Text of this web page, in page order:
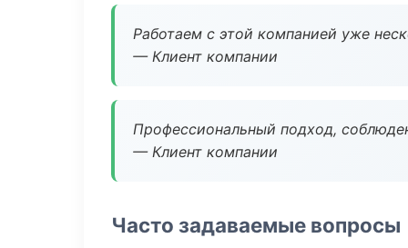
Работаем с этой компанией уже
— Клиент компании
Профессиональный подход,
— Клиент компании
Часто задаваемые вопросы